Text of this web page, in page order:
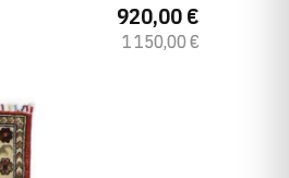
920,00 €
1 150,00 €